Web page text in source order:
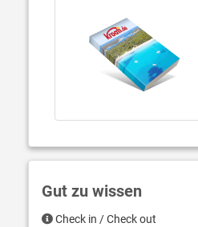
Gut zu wissen
Check in / Check out